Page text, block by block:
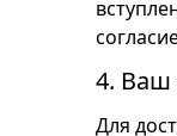
4. Ваш
Для